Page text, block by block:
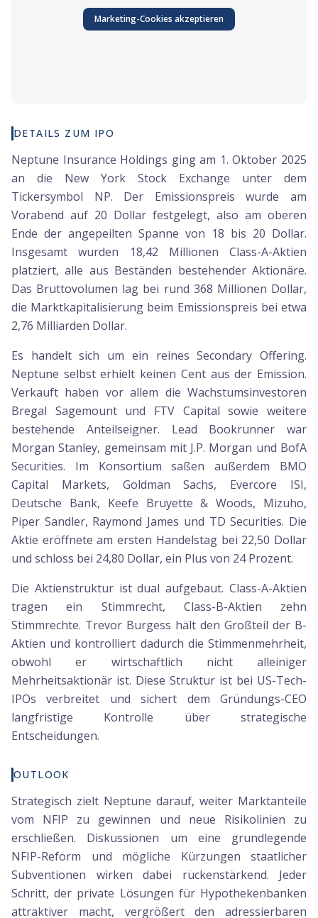
Marketing-Cookies akzeptieren
DETAILS ZUM IPO
Neptune Insurance Holdings ging am 1. Oktober 2025
an die New York Stock Exchange unter dem
Tickersymbol NP. Der Emissionspreis wurde am
Vorabend auf 20 Dollar festgelegt, also am oberen
Ende der angepeilten Spanne von 18 bis 20 Dollar.
Insgesamt wurden 18,42 Millionen Class-A-Aktien
platziert, alle aus Beständen bestehender Aktionäre.
Das Bruttovolumen lag bei rund 368 Millionen Dollar,
die Marktkapitalisierung beim Emissionspreis bei etwa
2,76 Milliarden Dollar.
Es handelt sich um ein reines Secondary Offering.
Neptune selbst erhielt keinen Cent aus der Emission.
Verkauft haben vor allem die Wachstumsinvestoren
Bregal Sagemount und FTV Capital sowie weitere
bestehende Anteilseigner. Lead Bookrunner war
Morgan Stanley, gemeinsam mit J.P. Morgan und BofA
Securities. Im Konsortium saßen außerdem BMO
Capital Markets, Goldman Sachs, Evercore ISI,
Deutsche Bank, Keefe Bruyette & Woods, Mizuho,
Piper Sandler, Raymond James und TD Securities. Die
Aktie eröffnete am ersten Handelstag bei 22,50 Dollar
und schloss bei 24,80 Dollar, ein Plus von 24 Prozent.
Die Aktienstruktur ist dual aufgebaut. Class-A-Aktien
tragen ein Stimmrecht, Class-B-Aktien zehn
Stimmrechte. Trevor Burgess hält den Großteil der B-
Aktien und kontrolliert dadurch die Stimmenmehrheit,
obwohl er wirtschaftlich nicht alleiniger
Mehrheitsaktionär ist. Diese Struktur ist bei US-Tech-
IPOs verbreitet und sichert dem Gründungs-CEO
langfristige Kontrolle über strategische
Entscheidungen.
OUTLOOK
Strategisch zielt Neptune darauf, weiter Marktanteile
vom NFIP zu gewinnen und neue Risikolinien zu
erschließen. Diskussionen um eine grundlegende
NFIP-Reform und mögliche Kürzungen staatlicher
Subventionen wirken dabei rückenstärkend. Jeder
Schritt, der private Lösungen für Hypothekenbanken
attraktiver macht, vergrößert den adressierbaren